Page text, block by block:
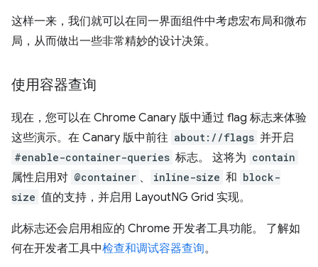
这样一来，我们就可以在同一界面组件中考虑宏布局和微布
局，从而做出一些非常精妙的设计决策。
使用容器查询
现在，您可以在 Chrome Canary 版中通过 flag 标志来体验
这些演示。在 Canary 版中前往 about://flags 并开启
#enable-container-queries 标志。 这将为 contain
属性启用对 @container 、 inline-size 和 block-
size 值的支持，并启用 LayoutNG Grid 实现。
此标志还会启用相应的 Chrome 开发者工具功能。 了解如
何在开发者工具中检查和调试容器查询。